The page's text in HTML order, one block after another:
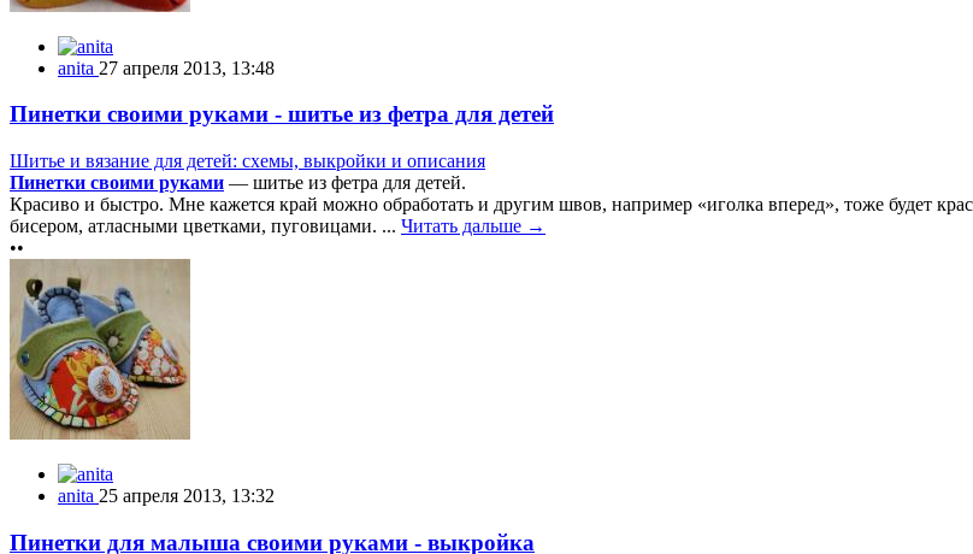
anita 27 апреля 2013, 13:48
Пинетки своими руками - шитье из фетра для детей
Шитье и вязание для детей: схемы, выкройки и описания
Пинетки своими руками — шитье из фетра для детей.
Красиво и быстро. Мне кажется край можно обработать и другим швов, например «иголка вперед», тоже будет
бисером, атласными цветками, пуговицами. ... Читать дальше →
••
anita 25 апреля 2013, 13:32
Пинетки для малыша своими руками - выкройка